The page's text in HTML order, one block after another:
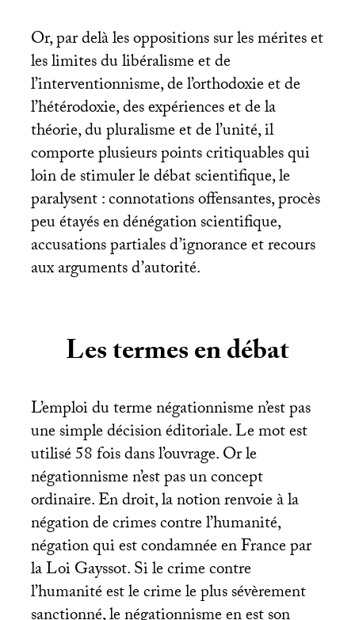
Or, par delà les oppositions sur les mérites et
les limites du libéralisme et de
l’interventionnisme, de l’orthodoxie et de
l’hétérodoxie, des expériences et de la
théorie, du pluralisme et de l’unité, il
comporte plusieurs points critiquables qui
loin de stimuler le débat scientifique, le
paralysent : connotations offensantes, procès
peu étayés en dénégation scientifique,
accusations partiales d’ignorance et recours
aux arguments d’autorité.
Les termes en débat
L’emploi du terme négationnisme n’est pas
une simple décision éditoriale. Le mot est
utilisé 58 fois dans l’ouvrage. Or le
négationnisme n’est pas un concept
ordinaire. En droit, la notion renvoie à la
négation de crimes contre l’humanité,
négation qui est condamnée en France par
la Loi Gayssot. Si le crime contre
l’humanité est le crime le plus sévèrement